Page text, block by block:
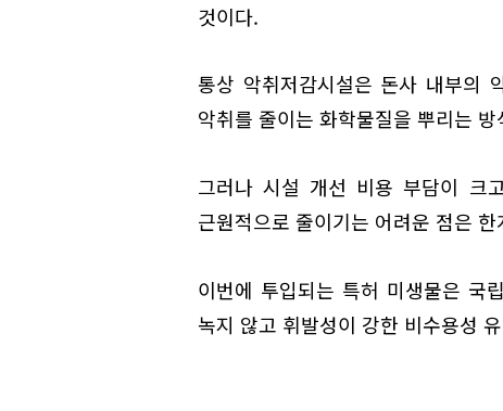
것이다.
통상 악취저감시설은 돈사 내부의
악취를 줄이는 화학물질을 뿌리는
그러나 시설 개선 비용 부담이 크
근원적으로 줄이기는 어려운 점은
이번에 투입되는 특허 미생물은 국
녹지 않고 휘발성이 강한 비수용성